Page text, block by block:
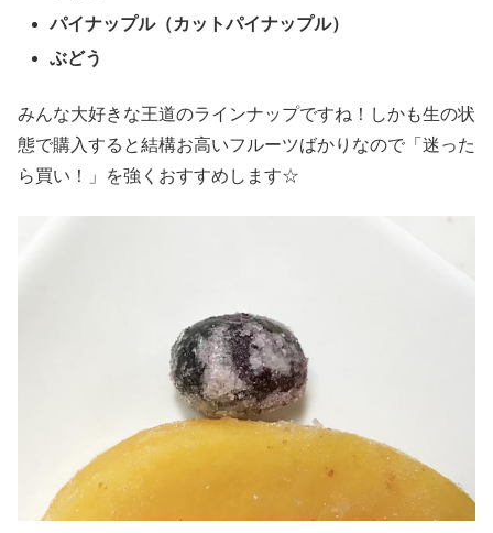
パイナップル（カットパイナップル）
ぶどう
みんな大好きな王道のラインナップですね！しかも生の状
態で購入すると結構お高いフルーツばかりなので「迷った
ら買い！」を強くおすすめします☆